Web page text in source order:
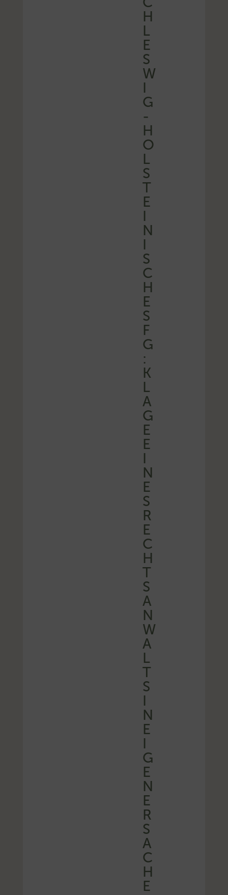
H
L
E
S
W
I
G
-
H
O
L
S
T
E
I
N
I
S
C
H
E
S
F
G
:
K
L
A
G
E
E
I
N
E
S
R
E
C
H
T
S
A
N
W
A
L
T
S
I
N
E
I
G
E
N
E
R
S
A
C
H
E